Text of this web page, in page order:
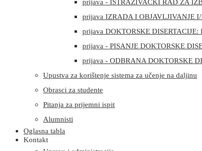
prijava - ISTRAŽIVAČKI RAD ZA
prijava IZRADA I OBJAVLJIVANJE
prijava DOKTORSKE
prijava - PISANJE DOKTORSKE
prijava - ODBRANA DOKTORSKE
Upustva za korištenje sistema za učenje na daljinu
Obrasci za studente
Pitanja za prijemni ispit
Alumnisti
Oglasna tabla
Kontakt